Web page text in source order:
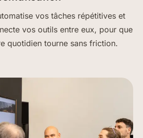
vos tâches répétitives et
vos outils entre eux, pour que
quotidien tourne sans friction.